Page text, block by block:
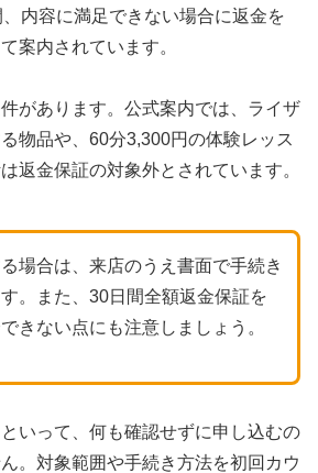
内容に満足できない場合に返金を
案内されています。
があります。公式案内では、ライザ
物品や、60分3,300円の体験レッス
返金保証の対象外とされています。
場合は、来店のうえ書面で手続き
。また、30日間全額返金保証を
きない点にも注意しましょう。
いって、何も確認せずに申し込むの
。対象範囲や手続き方法を初回カウ